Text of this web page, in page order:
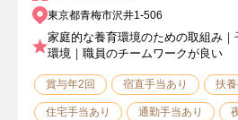
東京都青梅市沢井1-506
家庭的な養育環境のための取組み
環境｜職員のチームワークが良い
賞与年2回 宿直手当あり 扶
住宅手当あり 通勤手当あり